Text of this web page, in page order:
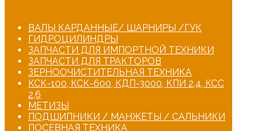
ВАЛЫ КАРДАННЫЕ/ ШАРНИРЫ /ГУК
ГИДРОЦИЛИНДРЫ
ЗАПЧАСТИ ДЛЯ ИМПОРТНОЙ ТЕХНИКИ
ЗАПЧАСТИ ДЛЯ ТРАКТОРОВ
ЗЕРНООЧИСТИТЕЛЬНАЯ ТЕХНИКА
КСК-100, КСК-600, КДП-3000, КПИ 2,4, КСС
2,6
МЕТИЗЫ
ПОДШИПНИКИ / МАНЖЕТЫ / САЛЬНИКИ
ПОСЕВНАЯ ТЕХНИКА